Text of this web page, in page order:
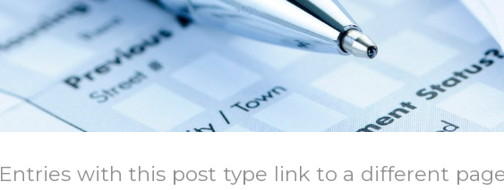
Entries with this post type link to a different